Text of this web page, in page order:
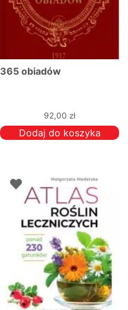
365 obiadów
92,00zł
Dodaj do koszyka